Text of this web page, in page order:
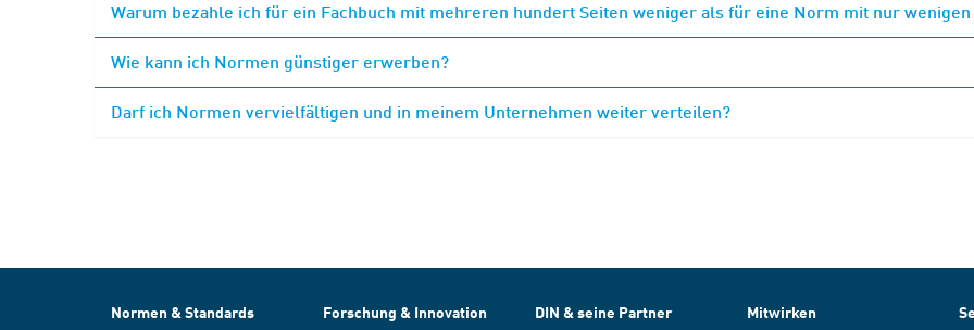
Warum bezahle ich für ein Fachbuch mit mehreren hundert Seiten weniger als für eine Norm mit nur wenigen
Wie kann ich Normen günstiger erwerben?
Darf ich Normen vervielfältigen und in meinem Unternehmen weiter verteilen?
Normen & Standards Forschung & Innovation DIN & seine Partner Mitwirken